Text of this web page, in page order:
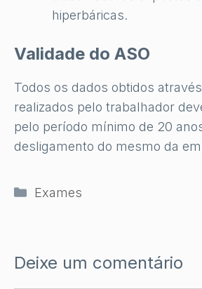
hiperbáricas.
Validade do ASO
Todos os dados obtidos
realizados pelo trabalhador
pelo período mínimo de 20
desligamento do mesmo da
Categorias
Exames
Deixe um comentário